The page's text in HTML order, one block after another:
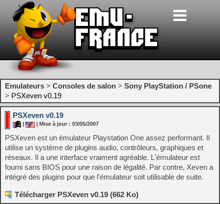
Emulateurs > Consoles de salon > Sony PlayStation / PSone
> PSXeven v0.19
PSXeven v0.19
| Mise à jour : 03/05/2007
PSXeven est un émulateur Playstation One assez performant. Il
utilise un système de plugins audio, contrôleurs, graphiques et
réseaux. Il a une interface vraiment agréable. L'émulateur est
fourni sans BIOS pour une raison de légalité. Par contre, Xeven a
intégré des plugins pour que l'émulateur soit utilisable de suite.
Télécharger PSXeven v0.19 (662 Ko)